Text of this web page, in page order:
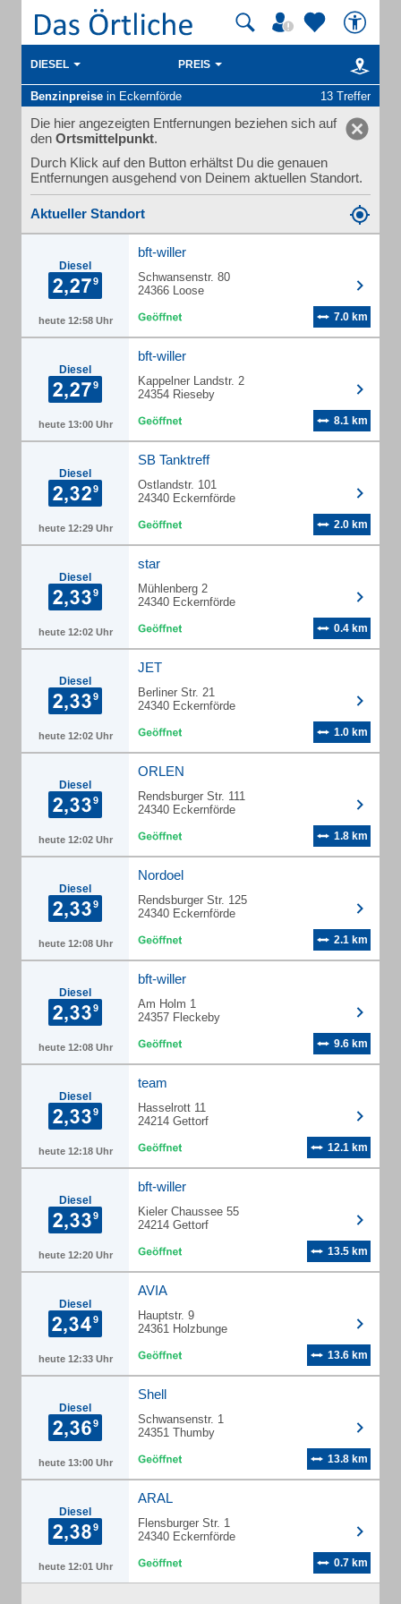
DIESEL PREIS
Benzinpreise in Eckernförde 13 Treffer
Die hier angezeigten Entfernungen beziehen sich auf
den Ortsmittelpunkt.
Durch Klick auf den Button erhältst Du die genauen
Entfernungen ausgehend von Deinem aktuellen Standort.
Aktueller Standort
Diesel
heute 12:58 Uhr
bft-willer
Schwansenstr. 80
24366 Loose
7.0 km
Diesel
heute 13:00 Uhr
bft-willer
Kappelner Landstr. 2
24354 Rieseby
8.1 km
Diesel
heute 12:29 Uhr
SB Tanktreff
Ostlandstr. 101
24340 Eckernförde
2.0 km
Diesel
heute 12:02 Uhr
star
Mühlenberg 2
24340 Eckernförde
0.4 km
Diesel
heute 12:02 Uhr
JET
Berliner Str. 21
24340 Eckernförde
1.0 km
Diesel
heute 12:02 Uhr
ORLEN
Rendsburger Str. 111
24340 Eckernförde
1.8 km
Diesel
heute 12:08 Uhr
Nordoel
Rendsburger Str. 125
24340 Eckernförde
2.1 km
Diesel
heute 12:08 Uhr
bft-willer
Am Holm 1
24357 Fleckeby
9.6 km
Diesel
heute 12:18 Uhr
team
Hasselrott 11
24214 Gettorf
12.1 km
Diesel
heute 12:20 Uhr
bft-willer
Kieler Chaussee 55
24214 Gettorf
13.5 km
Diesel
heute 12:33 Uhr
AVIA
Hauptstr. 9
24361 Holzbunge
13.6 km
Diesel
heute 13:00 Uhr
Shell
Schwansenstr. 1
24351 Thumby
13.8 km
Diesel
heute 12:01 Uhr
ARAL
Flensburger Str. 1
24340 Eckernförde
0.7 km